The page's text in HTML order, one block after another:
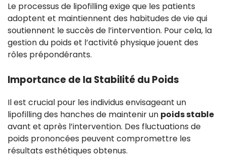
Le processus de lipofilling exige que les patients
adoptent et maintiennent des habitudes de vie qui
soutiennent le succès de l’intervention. Pour cela, la
gestion du poids et l’activité physique jouent des
rôles prépondérants.
Importance de la Stabilité du Poids
Il est crucial pour les individus envisageant un
lipofilling des hanches de maintenir un poids stable
avant et après l’intervention. Des fluctuations de
poids prononcées peuvent compromettre les
résultats esthétiques obtenus.